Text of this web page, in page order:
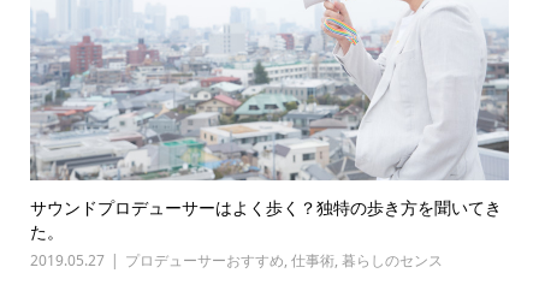
サウンドプロデューサーはよく歩く？独特の歩き方を聞いてき
た。
2019.05.27 プロデューサーおすすめ, 仕事術, 暮らしのセンス